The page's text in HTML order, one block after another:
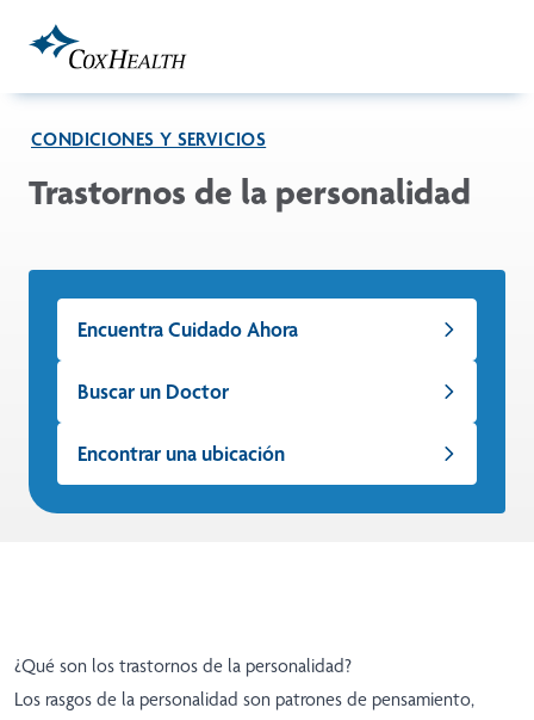
CONDICIONES Y SERVICIOS
Trastornos de la personalidad
Encuentra Cuidado Ahora
Buscar un Doctor
Encontrar una ubicación
¿Qué son los trastornos de la personalidad?
Los rasgos de la personalidad son patrones de pensamiento,